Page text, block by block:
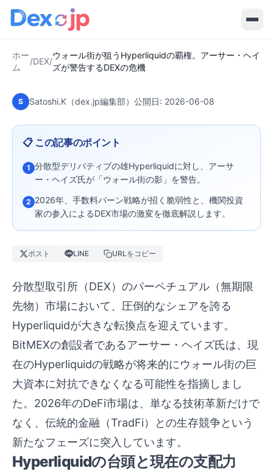
ホー
ム
/DEX/
ウォール街が狙うHyperliquidの覇権。アーサー・ヘイ
ズが警告するDEXの危機
ウォール街が狙うHyperliquidの覇
権。アーサー・ヘイズが警告する
DEXの危機
S Satoshi.K（dex.jp編集部） 公開日: 2026-06-08
📋 この記事のポイント
1 分散型デリバティブの雄Hyperliquidに対し、アーサ
ー・ヘイズ氏が「ウォール街の影」を警告。
2 2026年、手数料バーン戦略が招く脆弱性と、機関投資
家の参入によるDEX市場の激変を徹底解説します。
ポスト LINE URLをコピー
分散型取引所（DEX）のパーペチュアル（無期限
先物）市場において、圧倒的なシェアを誇る
Hyperliquidが大きな転換点を迎えています。
BitMEXの創設者であるアーサー・ヘイズ氏は、現
在のHyperliquidの戦略が将来的にウォール街の巨
大資本に対抗できなくなる可能性を指摘しまし
た。2026年のDeFi市場は、単なる技術革新だけで
なく、伝統的金融（TradFi）との生存競争という
新たなフェーズに突入しています。
Hyperliquidの台頭と現在の支配力